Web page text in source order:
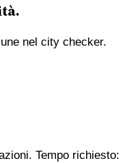
nel city checker.
Tempo richiesto: